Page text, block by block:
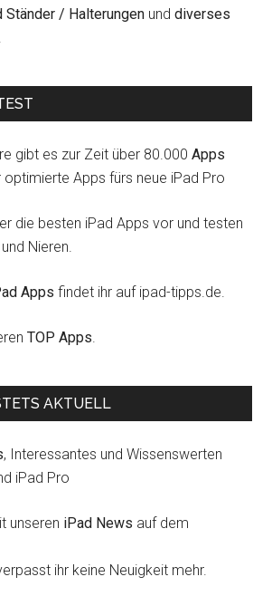
Ständer / Halterungen unddiverses
gibt es zur Zeit über 80.000Apps
optimierte Apps fürs neue iPad Pro
die besten iPad Apps vor und testen
Nieren.
Apps findet ihr auf ipad-tipps.de.
TOP Apps.
AKTUELL
, Interessantes und Wissenswerten
iPad Pro
unseren iPad News auf dem
ihr keine Neuigkeit mehr.